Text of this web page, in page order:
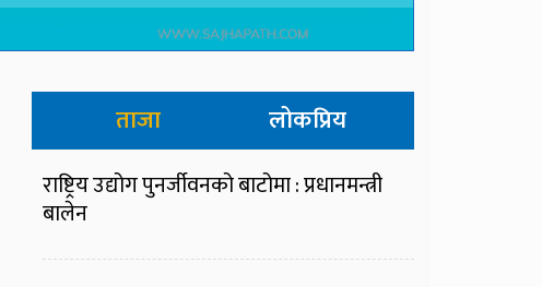
ताजा लोकप्रिय
राष्ट्रिय उद्योग पुनर्जीवनको बाटोमा : प्रधानमन्त्री
बालेन